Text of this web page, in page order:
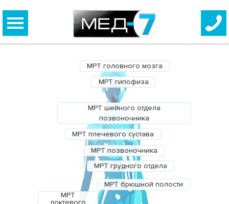
МРТ головного мозга
МРТ гипофиза
МРТ шейного отдела
позвоночника
МРТ плечевого сустава
МРТ позвоночника
МРТ грудного отдела
МРТ брюшной полости
МРТ
локтевого